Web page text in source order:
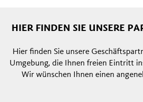
HIER FINDEN SIE UNSERE
Hier finden Sie unsere
Umgebung, die Ihnen freien Eintritt
Wir wünschen Ihnen einen